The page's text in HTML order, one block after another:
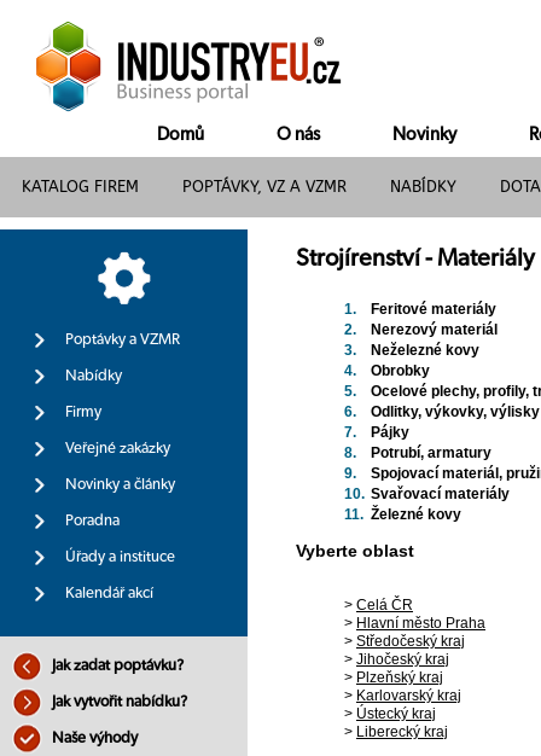
Domů O nás Novinky
KATALOG FIREM POPTÁVKY, VZ A VZMR NABÍDKY
Poptávky a VZMR
Nabídky
Firmy
Veřejné zakázky
Novinky a články
Poradna
Úřady a instituce
Kalendář akcí
Jak zadat poptávku?
Jak vytvořit nabídku?
Naše výhody
Strojírenství - Materiály
1.
Feritové materiály
2.
Nerezový materiál
3.
Neželezné kovy
4.
Obrobky
5.
Ocelové plechy, profily,
6.
Odlitky, výkovky, výlisky
7.
Pájky
8.
Potrubí, armatury
9.
Spojovací materiál,
10. Svařovací materiály
11. Železné kovy
Vyberte oblast
> Celá ČR
> Hlavní město Praha
> Středočeský kraj
> Jihočeský kraj
> Plzeňský kraj
> Karlovarský kraj
> Ústecký kraj
> Liberecký kraj